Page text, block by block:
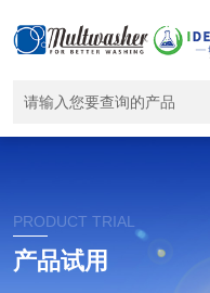
PRODUCT TRIAL
产品试用